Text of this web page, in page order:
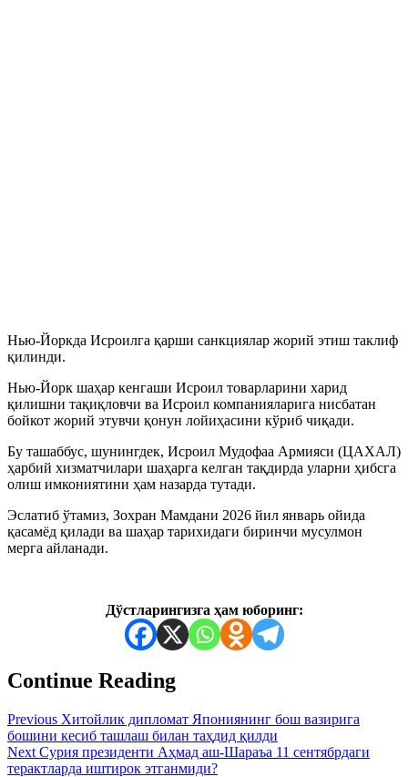
Нью-Йоркда Исроилга қарши санкциялар жорий этиш таклиф
қилинди.
Нью-Йорк шаҳар кенгаши Исроил товарларини харид
қилишни тақиқловчи ва Исроил компанияларига нисбатан
бойкот жорий этувчи қонун лойиҳасини кўриб чиқади.
Бу ташаббус, шунингдек, Исроил Мудофаа Армияси (ЦАХАЛ)
ҳарбий хизматчилари шаҳарга келган тақдирда уларни ҳибсга
олиш имкониятини ҳам назарда тутади.
Эслатиб ўтамиз, Зохран Мамдани 2026 йил январь ойида
қасамёд қилади ва шаҳар тарихидаги биринчи мусулмон
мерга айланади.
Дўстларингизга ҳам юборинг:
Continue Reading
Previous Хитойлик дипломат Япониянинг бош вазирига
бошини кесиб ташлаш билан таҳдид қилди
Next Сурия президенти Аҳмад аш-Шараъа 11 сентябрдаги
терактларда иштирок этганмиди?